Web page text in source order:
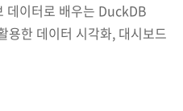
이터로 배우는 DuckDB
용한 데이터 시각화, 대시보드